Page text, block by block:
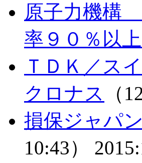
原子力機構
率９０％以
ＴＤＫ／ス
クロナス
（
損保ジャパ
10:43）